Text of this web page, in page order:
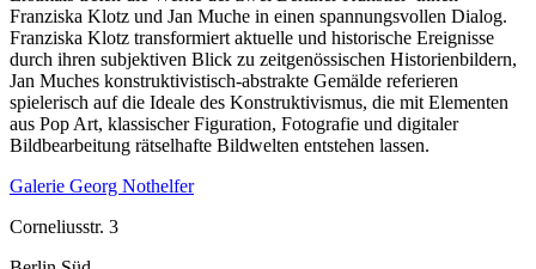
Franziska Klotz und Jan Muche in einen spannungsvollen Dialog.
Franziska Klotz transformiert aktuelle und historische Ereignisse
durch ihren subjektiven Blick zu zeitgenössischen Historienbildern,
Jan Muches konstruktivistisch-abstrakte Gemälde referieren
spielerisch auf die Ideale des Konstruktivismus, die mit Elementen
aus Pop Art, klassischer Figuration, Fotografie und digitaler
Bildbearbeitung rätselhafte Bildwelten entstehen lassen.
Galerie Georg Nothelfer
Corneliusstr. 3